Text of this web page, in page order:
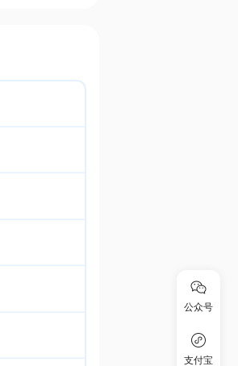
公众号
支付宝